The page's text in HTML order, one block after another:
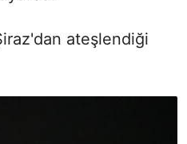
ateşlendiği